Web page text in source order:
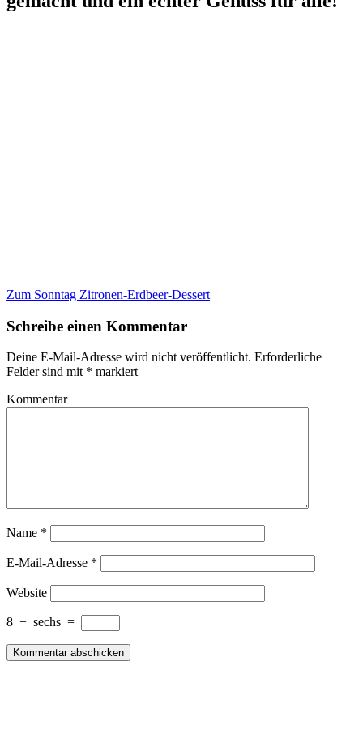
Zum Sonntag Zitronen-Erdbeer-Dessert
Schreibe einen Kommentar
Deine E-Mail-Adresse wird nicht veröffentlicht. Erforderliche
Felder sind mit * markiert
Kommentar
Name *
E-Mail-Adresse *
Website
8 − sechs =